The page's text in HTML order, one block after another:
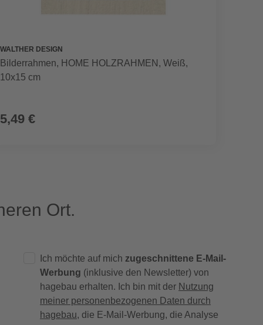
WALTHER DESIGN
Bilderrahmen, HOME HOLZRAHMEN, Weiß,
10x15 cm
5,49 €
Ort.
Ich möchte auf mich zugeschnittene E-Mail-
Werbung (inklusive den Newsletter) von
hagebau erhalten. Ich bin mit der Nutzung
meiner personenbezogenen Daten durch
hagebau, die E-Mail-Werbung, die Analyse